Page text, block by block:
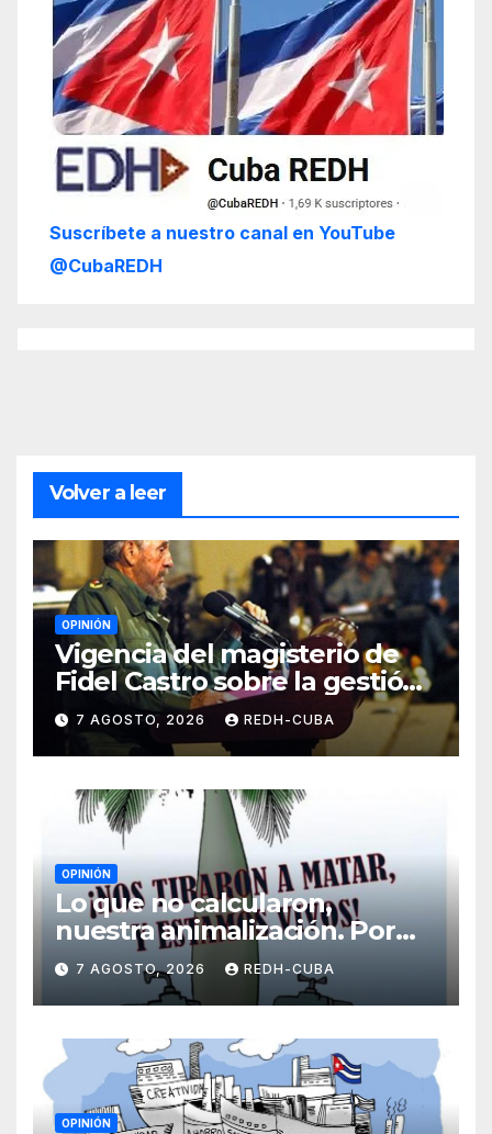
Suscríbete a nuestro canal en YouTube
@CubaREDH
Volver a leer
OPINIÓN
Vigencia del magisterio de
Fidel Castro sobre la gestión
del liderazgo revolucionario.
Por Jorge Luís Guach Estévez
7 AGOSTO, 2026 REDH-CUBA
OPINIÓN
Lo que no calcularon,
nuestra animalización. Por
Laidi Fernández de Juan
7 AGOSTO, 2026 REDH-CUBA
OPINIÓN